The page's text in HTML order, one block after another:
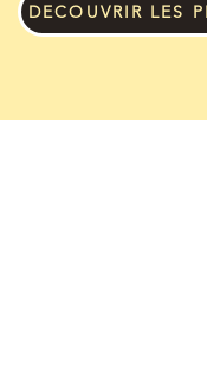
DECOUVRIR LES